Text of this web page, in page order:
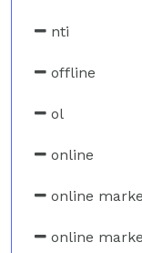
nti
offline
ol
online
online
online